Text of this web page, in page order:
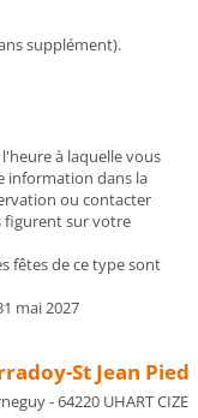
supplément).
à laquelle vous
information dans la
ou contacter
figurent sur votre
fêtes de ce type sont
mai 2027
St Jean Pied
- 64220 UHART CIZE